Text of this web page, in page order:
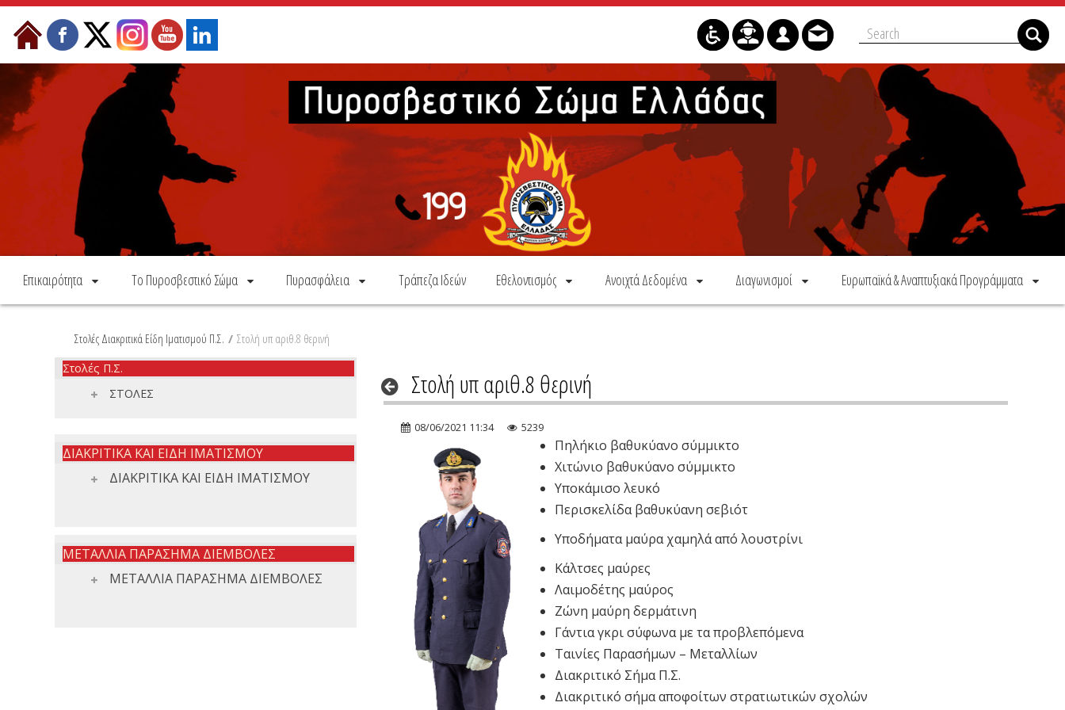
Skip to Content
Επικαιρότητα Το Πυροσβεστικό Σώμα Πυρασφάλεια Τράπεζα Ιδεών Εθελοντισμός Ανοιχτά Δεδομένα Διαγωνισμοί Ευρωπαϊκά & Αναπτυξιακά Προγράμματα
Στολές Διακριτικά Είδη Ιματισμού Π.Σ. / Στολή υπ αριθ.8 θερινή
Στολές Π.Σ.
ΣΤΟΛΕΣ
ΔΙΑΚΡΙΤΙΚΑ ΚΑΙ ΕΙΔΗ ΙΜΑΤΙΣΜΟΥ
ΔΙΑΚΡΙΤΙΚΑ ΚΑΙ ΕΙΔΗ ΙΜΑΤΙΣΜΟΥ
ΜΕΤΑΛΛΙΑ ΠΑΡΑΣΗΜΑ ΔΙΕΜΒΟΛΕΣ
ΜΕΤΑΛΛΙΑ ΠΑΡΑΣΗΜΑ ΔΙΕΜΒΟΛΕΣ
Στολή υπ αριθ.8 θερινή
08/06/2021 11:34 5239
Πηλήκιο βαθυκύανο σύμμικτο
Χιτώνιο βαθυκύανο σύμμικτο
Υποκάμισο λευκό
Περισκελίδα βαθυκύανη σεβιότ
Υποδήματα μαύρα χαμηλά από λουστρίνι
Κάλτσες μαύρες
Λαιμοδέτης μαύρος
Ζώνη μαύρη δερμάτινη
Γάντια γκρι σύφωνα με τα προβλεπόμενα
Ταινίες Παρασήμων – Μεταλλίων
Διακριτικό Σήμα Π.Σ.
Διακριτικό σήμα αποφοίτων στρατιωτικών σχολών